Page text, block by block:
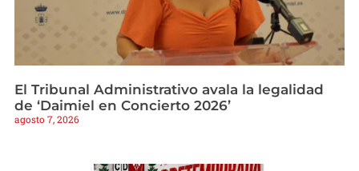
El Tribunal Administrativo avala la legalidad
de ‘Daimiel en Concierto 2026’
agosto 7, 2026